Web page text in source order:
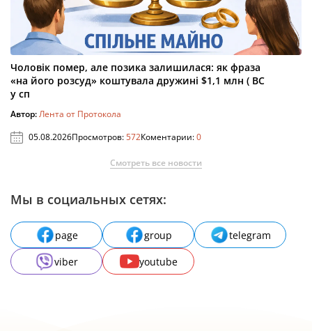
Чоловік помер, але позика залишилася: як фраза
«на його розсуд» коштувала дружині $1,1 млн ( ВС
у сп
Автор:Лента от Протокола
05.08.2026Просмотров:572Коментарии:0
Смотреть все новости
Мы в социальных сетях:
page group
telegram
viber
youtube